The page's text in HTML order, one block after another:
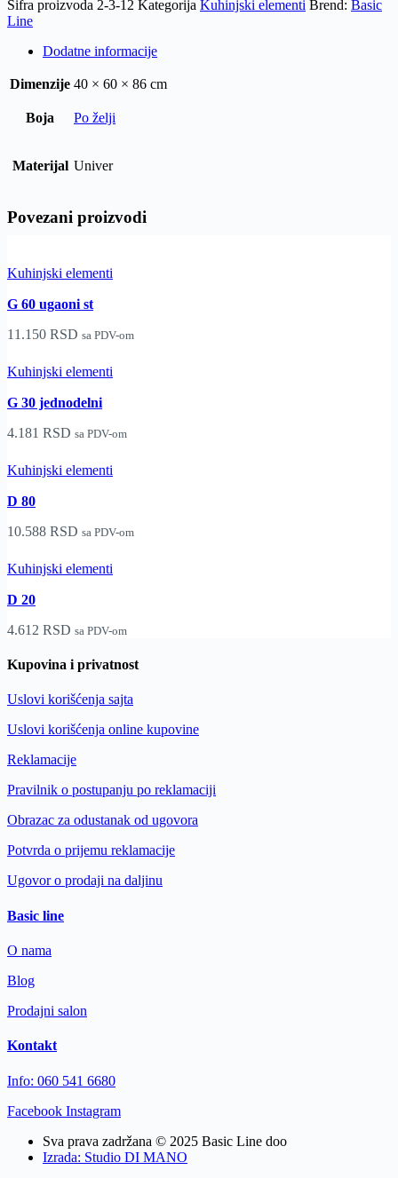
Šifra proizvoda 2-3-12 Kategorija Kuhinjski elementi Brend: Basic
Line
Dodatne informacije
Dimenzije 40 × 60 × 86 cm
Boja Po želji
Materijal Univer
Povezani proizvodi
Kuhinjski elementi
G 60 ugaoni st
11.150 RSD sa PDV-om
Kuhinjski elementi
G 30 jednodelni
4.181 RSD sa PDV-om
Kuhinjski elementi
D 80
10.588 RSD sa PDV-om
Kuhinjski elementi
D 20
4.612 RSD sa PDV-om
Kupovina i privatnost
Uslovi korišćenja sajta
Uslovi korišćenja online kupovine
Reklamacije
Pravilnik o postupanju po reklamaciji
Obrazac za odustanak od ugovora
Potvrda o prijemu reklamacije
Ugovor o prodaji na daljinu
Basic line
O nama
Blog
Prodajni salon
Kontakt
Info: 060 541 6680
Facebook Instagram
Sva prava zadržana © 2025 Basic Line doo
Izrada: Studio DI MANO